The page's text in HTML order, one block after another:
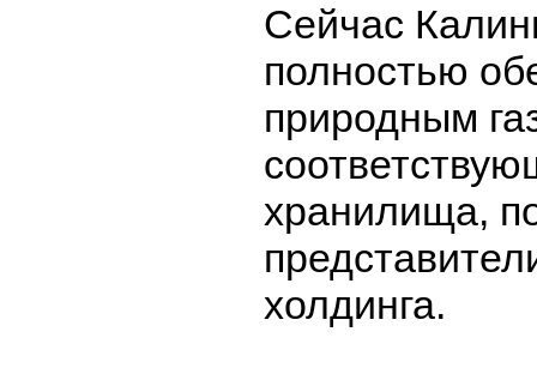
Сейчас
полностью
природным
хранилища,
холдинга.